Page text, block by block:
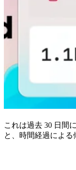
これは過去 30 日間
と、時間経過による